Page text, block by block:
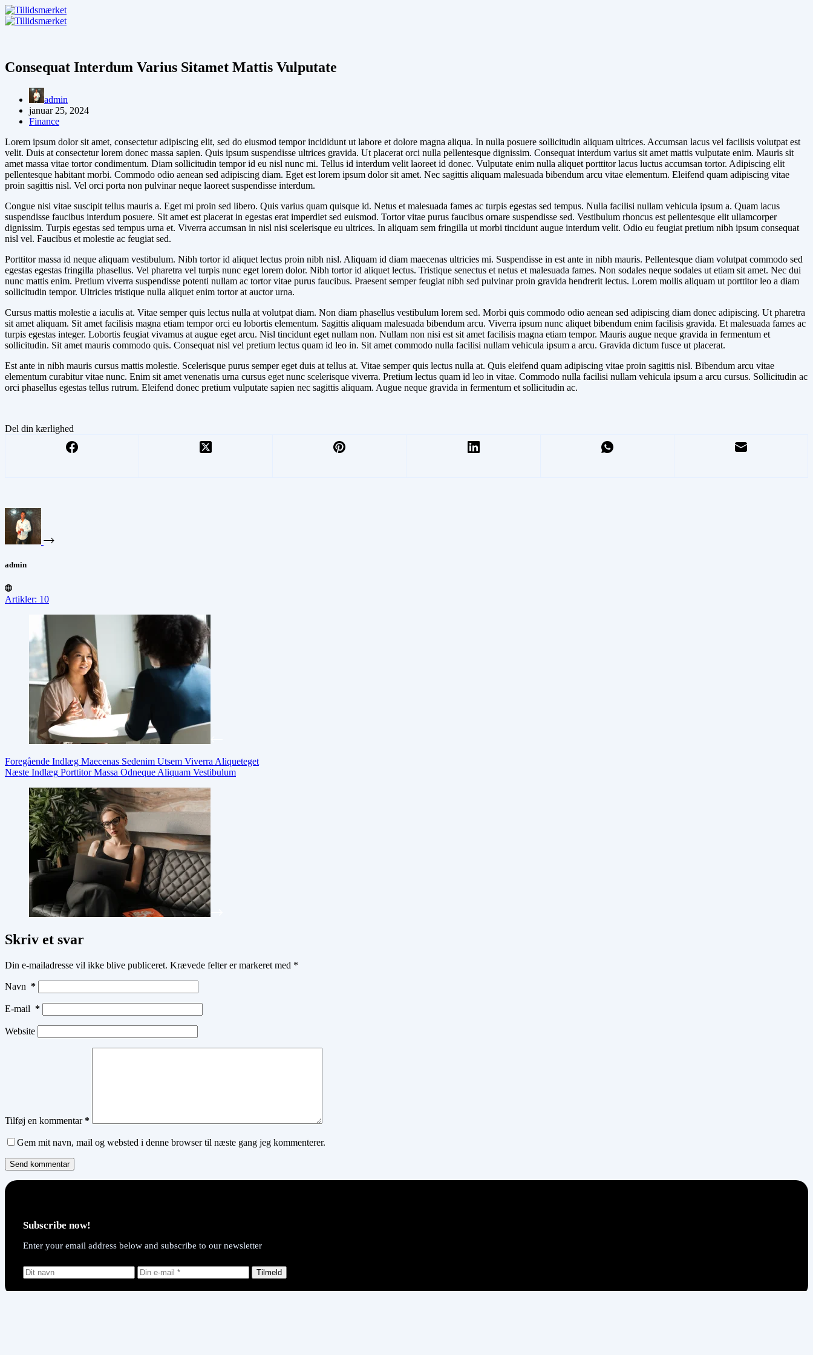
Fortsæt
til
Consequat Interdum Varius Sitamet Mattis Vulputate
admin
januar 25, 2024
Finance
Lorem ipsum dolor sit amet, consectetur adipiscing elit, sed do eiusmod tempor incididunt ut labore et dolore magna aliqua. In nulla posuere sollicitudin aliquam ultrices. Accumsan lacus vel facilisis volutpat est
velit. Duis at consectetur lorem donec massa sapien. Quis ipsum suspendisse ultrices gravida. Ut placerat orci nulla pellentesque dignissim. Consequat interdum varius sit amet mattis vulputate enim. Mauris sit
amet massa vitae tortor condimentum. Diam sollicitudin tempor id eu nisl nunc mi. Tellus id interdum velit laoreet id donec. Vulputate enim nulla aliquet porttitor lacus luctus accumsan tortor. Adipiscing elit
pellentesque habitant morbi. Commodo odio aenean sed adipiscing diam. Eget est lorem ipsum dolor sit amet. Nec sagittis aliquam malesuada bibendum arcu vitae elementum. Eleifend quam adipiscing vitae
proin sagittis nisl. Vel orci porta non pulvinar neque laoreet suspendisse interdum.
Congue nisi vitae suscipit tellus mauris a. Eget mi proin sed libero. Quis varius quam quisque id. Netus et malesuada fames ac turpis egestas sed tempus. Nulla facilisi nullam vehicula ipsum a. Quam lacus
suspendisse faucibus interdum posuere. Sit amet est placerat in egestas erat imperdiet sed euismod. Tortor vitae purus faucibus ornare suspendisse sed. Vestibulum rhoncus est pellentesque elit ullamcorper
dignissim. Turpis egestas sed tempus urna et. Viverra accumsan in nisl nisi scelerisque eu ultrices. In aliquam sem fringilla ut morbi tincidunt augue interdum velit. Odio eu feugiat pretium nibh ipsum consequat
nisl vel. Faucibus et molestie ac feugiat sed.
Porttitor massa id neque aliquam vestibulum. Nibh tortor id aliquet lectus proin nibh nisl. Aliquam id diam maecenas ultricies mi. Suspendisse in est ante in nibh mauris. Pellentesque diam volutpat commodo sed
egestas egestas fringilla phasellus. Vel pharetra vel turpis nunc eget lorem dolor. Nibh tortor id aliquet lectus. Tristique senectus et netus et malesuada fames. Non sodales neque sodales ut etiam sit amet. Nec dui
nunc mattis enim. Pretium viverra suspendisse potenti nullam ac tortor vitae purus faucibus. Praesent semper feugiat nibh sed pulvinar proin gravida hendrerit lectus. Lorem mollis aliquam ut porttitor leo a diam
sollicitudin tempor. Ultricies tristique nulla aliquet enim tortor at auctor urna.
Cursus mattis molestie a iaculis at. Vitae semper quis lectus nulla at volutpat diam. Non diam phasellus vestibulum lorem sed. Morbi quis commodo odio aenean sed adipiscing diam donec adipiscing. Ut pharetra
sit amet aliquam. Sit amet facilisis magna etiam tempor orci eu lobortis elementum. Sagittis aliquam malesuada bibendum arcu. Viverra ipsum nunc aliquet bibendum enim facilisis gravida. Et malesuada fames ac
turpis egestas integer. Lobortis feugiat vivamus at augue eget arcu. Nisl tincidunt eget nullam non. Nullam non nisi est sit amet facilisis magna etiam tempor. Mauris augue neque gravida in fermentum et
sollicitudin. Sit amet mauris commodo quis. Consequat nisl vel pretium lectus quam id leo in. Sit amet commodo nulla facilisi nullam vehicula ipsum a arcu. Gravida dictum fusce ut placerat.
Est ante in nibh mauris cursus mattis molestie. Scelerisque purus semper eget duis at tellus at. Vitae semper quis lectus nulla at. Quis eleifend quam adipiscing vitae proin sagittis nisl. Bibendum arcu vitae
elementum curabitur vitae nunc. Enim sit amet venenatis urna cursus eget nunc scelerisque viverra. Pretium lectus quam id leo in vitae. Commodo nulla facilisi nullam vehicula ipsum a arcu cursus. Sollicitudin ac
orci phasellus egestas tellus rutrum. Eleifend donec pretium vulputate sapien nec sagittis aliquam. Augue neque gravida in fermentum et sollicitudin ac.
Del din kærlighed
admin
Artikler: 10
Foregående Indlæg Maecenas Sedenim Utsem Viverra Aliqueteget
Næste Indlæg Porttitor Massa Odneque Aliquam Vestibulum
Skriv et svar
Din e-mailadresse vil ikke blive publiceret. Krævede felter er markeret med *
Navn *
E-mail *
Website
Tilføj en kommentar*
Gem mit navn, mail og websted i denne browser til næste gang jeg kommenterer.
Send kommentar
Subscribe now!
Enter your email address below and subscribe to our newsletter
Tilmeld